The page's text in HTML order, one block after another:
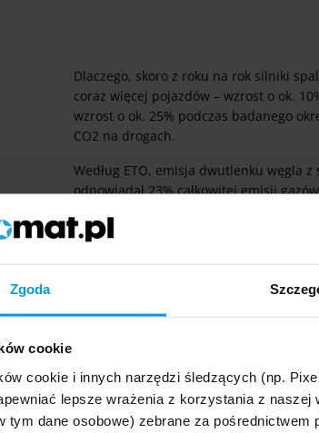
Zgoda
cookie
cookie i innych narzędzi śledzących (np.
lepsze wrażenia z korzystania z naszej
tym dane osobowe) zebrane za
Dlaczego, skoro z roku na rok silniki
coraz więcej pojazdów – wzrost o ok.
wzrost o ok. 25% podczas badanego
CO2 na drogach.
Według ETO, emisja dwutlenku węgla
odpowiadał 23% całkowitej emisji
jedynym sektorem, w którym emisje
33,5%.
transportu drogowego w Europie.